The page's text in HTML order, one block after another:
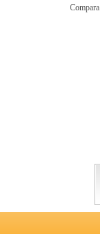
Compara